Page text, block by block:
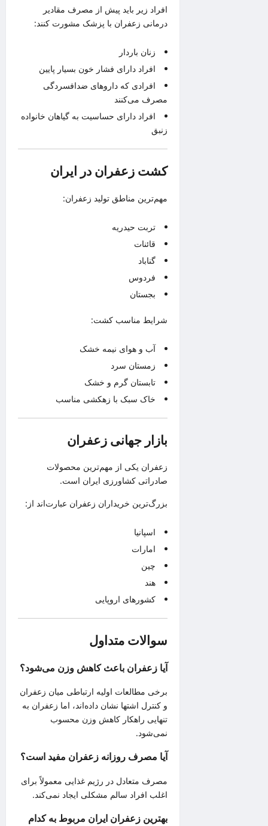
افراد زیر باید پیش از مصرف مقادیر
درمانی زعفران با پزشک مشورت کنند:
زنان باردار
افراد دارای فشار خون بسیار پایین
افرادی که داروهای ضدافسردگی
مصرف می‌کنند
افراد دارای حساسیت به گیاهان خانواده
زنبق
کشت زعفران در ایران
مهم‌ترین مناطق تولید زعفران:
تربت حیدریه
قائنات
گناباد
فردوس
بجستان
شرایط مناسب کشت:
آب و هوای نیمه خشک
زمستان سرد
تابستان گرم و خشک
خاک سبک با زهکشی مناسب
بازار جهانی زعفران
زعفران یکی از مهم‌ترین محصولات
صادراتی کشاورزی ایران است.
بزرگ‌ترین خریداران زعفران عبارت‌اند از:
اسپانیا
امارات
چین
هند
کشورهای اروپایی
سوالات متداول
آیا زعفران باعث کاهش وزن می‌شود؟
برخی مطالعات اولیه ارتباطی میان زعفران
و کنترل اشتها نشان داده‌اند، اما زعفران به
تنهایی راهکار کاهش وزن محسوب
نمی‌شود.
آیا مصرف روزانه زعفران مفید است؟
مصرف متعادل در رژیم غذایی معمولاً برای
اغلب افراد سالم مشکلی ایجاد نمی‌کند.
بهترین زعفران ایران مربوط به کدام